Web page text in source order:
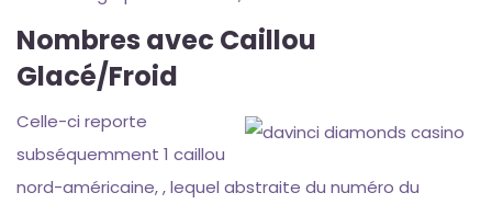
Nombres avec Caillou
Glacé/Froid
Celle-ci reporte
subséquemment 1 caillou
nord-américaine, , lequel abstraite du numéro du